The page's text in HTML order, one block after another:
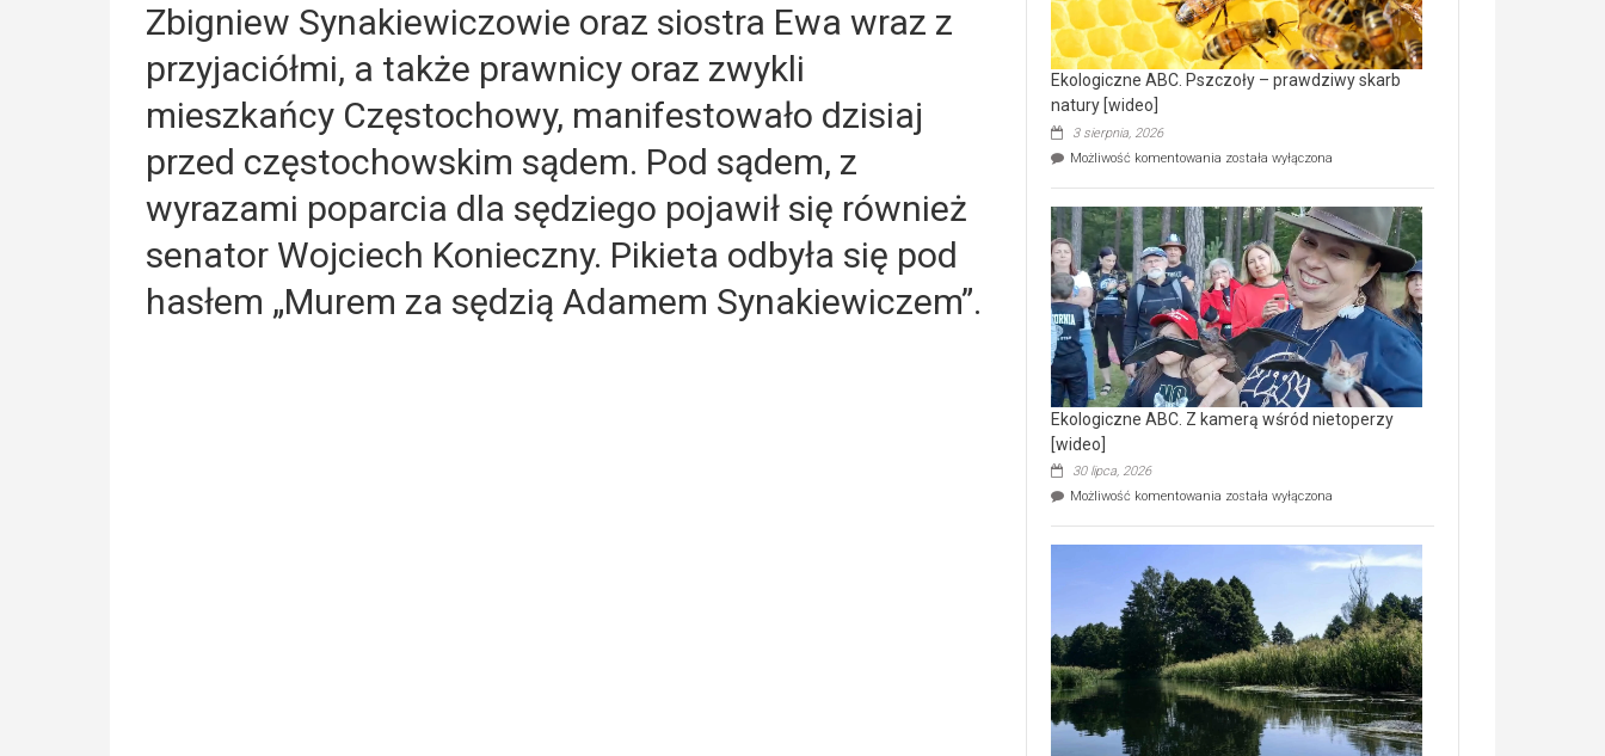
Zbigniew Synakiewiczowie oraz siostra Ewa wraz z
przyjaciółmi, a także prawnicy oraz zwykli
mieszkańcy Częstochowy, manifestowało dzisiaj
przed częstochowskim sądem. Pod sądem, z
wyrazami poparcia dla sędziego pojawił się również
senator Wojciech Konieczny. Pikieta odbyła się pod
hasłem „Murem za sędzią Adamem Synakiewiczem”.
na
modernizację
oczyszczalni
ścieków
[wideo]
Ekologiczne ABC. Pszczoły – prawdziwy skarb
natury [wideo]
3 sierpnia, 2026
Możliwość komentowania Ekologiczne
–
prawdziwy
skarb
natury
[wideo]
została wyłączona
Ekologiczne ABC. Z kamerą wśród nietoperzy
[wideo]
30 lipca, 2026
Możliwość komentowania Ekologiczne
wśród
nietoperzy
[wideo]
została wyłączona